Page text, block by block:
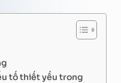
tố thiết yếu trong